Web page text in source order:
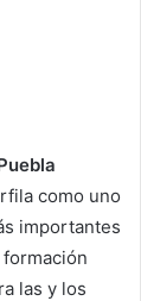
como uno
importantes
las y los